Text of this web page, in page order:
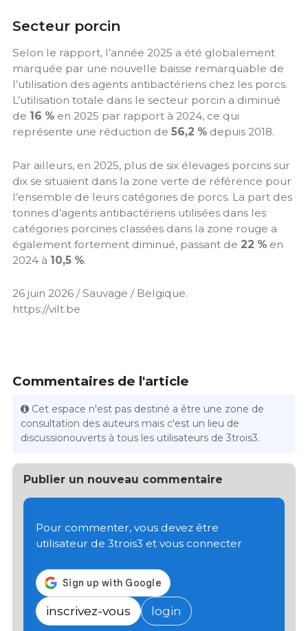
Secteur porcin
Selon le rapport, l’année 2025 a été globalement
marquée par une nouvelle baisse remarquable de
l’utilisation des agents antibactériens chez les porcs.
L’utilisation totale dans le secteur porcin a diminué
de 16 % en 2025 par rapport à 2024, ce qui
représente une réduction de 56,2 % depuis 2018.
Par ailleurs, en 2025, plus de six élevages porcins sur
dix se situaient dans la zone verte de référence pour
l’ensemble de leurs catégories de porcs. La part des
tonnes d’agents antibactériens utilisées dans les
catégories porcines classées dans la zone rouge a
également fortement diminué, passant de 22 % en
2024 à 10,5 %.
26 juin 2026 / Sauvage / Belgique.
https://vilt.be
Commentaires de l'article
Cet espace n'est pas destiné a être une zone de
consultation des auteurs mais c'est un lieu de
discussionouverts à tous les utilisateurs de 3trois3.
Publier un nouveau commentaire
Pour commenter, vous devez être
utilisateur de 3trois3 et vous connecter
inscrivez-vous login